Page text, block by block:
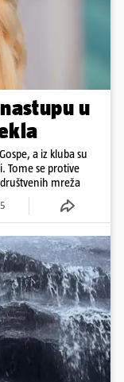
u
a iz kluba su
Tome se protive
mreža